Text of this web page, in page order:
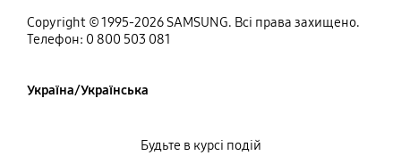
Copyright © 1995-2026 SAMSUNG. Всі права захищено.
Телефон: 0 800 503 081
Україна/Українська
Будьте в курсі подій